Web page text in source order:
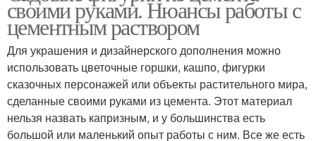
своими руками. Нюансы работы с
цементным раствором
Для украшения и дизайнерского дополнения можно
использовать цветочные горшки, кашпо, фигурки
сказочных персонажей или объекты растительного мира,
сделанные своими руками из цемента. Этот материал
нельзя назвать капризным, и у большинства есть
большой или маленький опыт работы с ним. Все же есть